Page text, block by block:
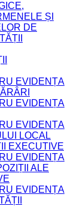
ȘI
DE
EVIDENȚA
EVIDENȚA
EVIDENȚA
LOCAL
EXECUTIVE
EVIDENȚA
ALE
EVIDENȚA